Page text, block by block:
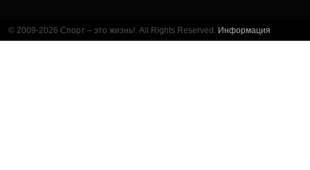
© 2009-2026 Спорт – это жизнь!. All Rights Reserved. Информация